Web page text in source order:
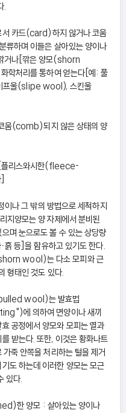
.
서 카드(card)하지 않거나 코움
하며 이들은 살아있는 양이나
거나[깎은 양모(shorn
학처리를 통하여 얻는다[예: 풀
울(slipe wool), 스킨울
움(comb)되지 않은 상태의 양
리스와시한(fleece-
나 그 밖의 방법으로 세척하지
지양모는 양 자체에서 분비된
며 눈으로도 볼 수 있는 상당량
흙 등]을 함유하고 있기도 한다.
wool)는 다소 모피와 근
태인 것도 있다.
wool)는 발효법
에 의하여 면양이나 새끼
공정에서 양모와 모피는 열과
받는다. 또한, 이것은 황화나트
죽 안쪽을 처리하는 털을 제거
도 하는데 이러한 양모는 모근
있다.
한 양모 : 살아있는 양이나